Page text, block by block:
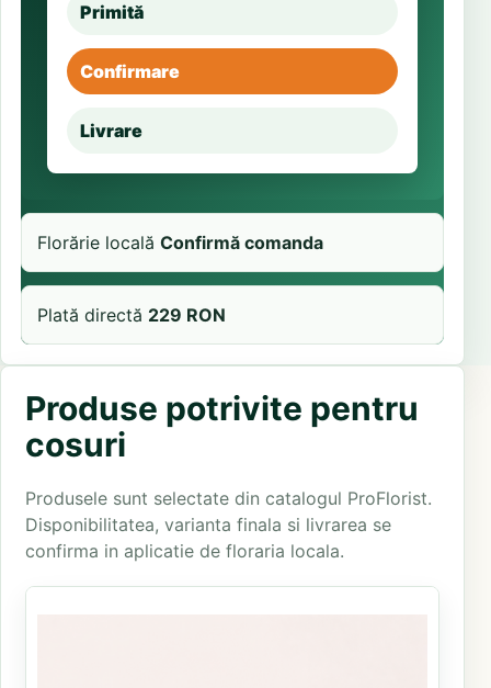
Primită
Confirmare
Livrare
Florărie locală Confirmă comanda
Plată directă 229 RON
Produse potrivite pentru
cosuri
Produsele sunt selectate din catalogul ProFlorist.
Disponibilitatea, varianta finala si livrarea se
confirma in aplicatie de floraria locala.